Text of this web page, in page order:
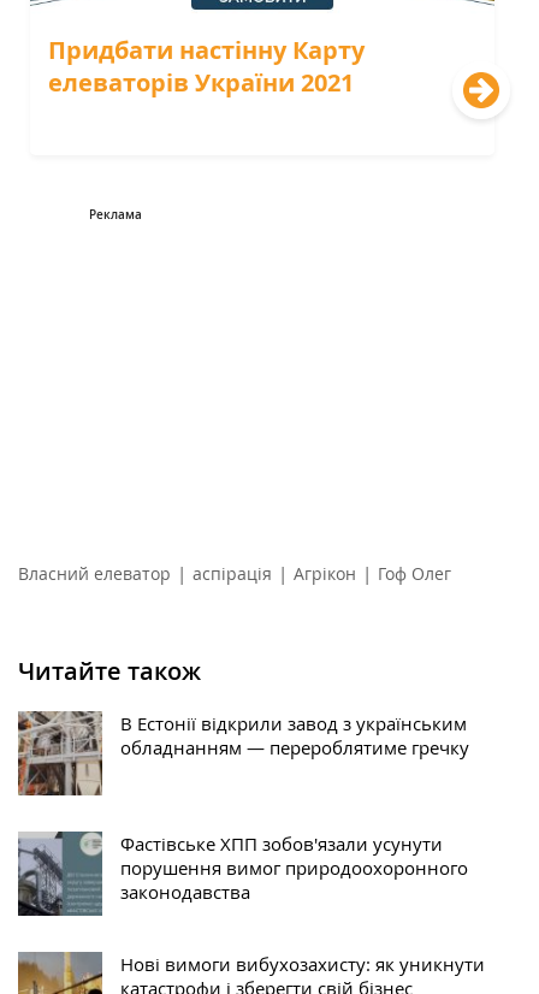
Придбати настінну Карту
елеваторів України 2021
Власний елеватор | аспірація | Агрікон | Гоф Олег
Читайте також
В Естонії відкрили завод з українським
обладнанням — перероблятиме гречку
Фастівське ХПП зобов'язали усунути
порушення вимог природоохоронного
законодавства
Нові вимоги вибухозахисту: як уникнути
катастрофи і зберегти свій бізнес